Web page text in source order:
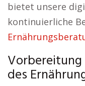
bietet unsere
kontinuierliche
des